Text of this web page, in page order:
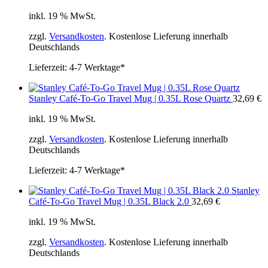
inkl. 19 % MwSt.
zzgl. Versandkosten. Kostenlose Lieferung innerhalb
Deutschlands
Lieferzeit: 4-7 Werktage*
Stanley Café-To-Go Travel Mug | 0.35L Rose Quartz 32,69 €
inkl. 19 % MwSt.
zzgl. Versandkosten. Kostenlose Lieferung innerhalb
Deutschlands
Lieferzeit: 4-7 Werktage*
Stanley
Café-To-Go Travel Mug | 0.35L Black 2.0 32,69 €
inkl. 19 % MwSt.
zzgl. Versandkosten. Kostenlose Lieferung innerhalb
Deutschlands